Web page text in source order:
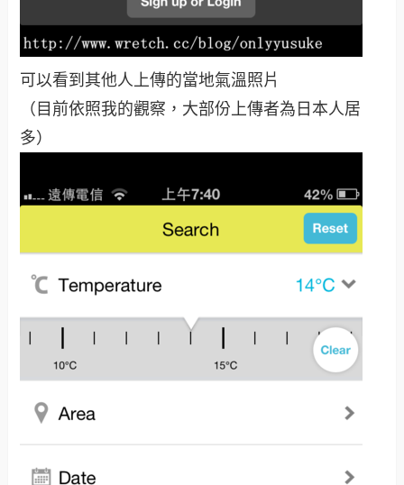
可以看到其他人上傳的當地氣溫照片
（目前依照我的觀察，大部份上傳者為日本人居
多）